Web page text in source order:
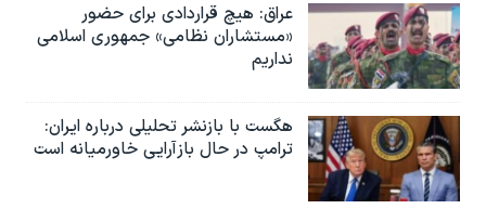
عراق: هیچ قراردادی برای حضور
«مستشاران نظامی» جمهوری اسلامی
نداریم
هگست با بازنشر تحلیلی درباره ایران:
ترامپ در حال بازآرایی خاورمیانه است